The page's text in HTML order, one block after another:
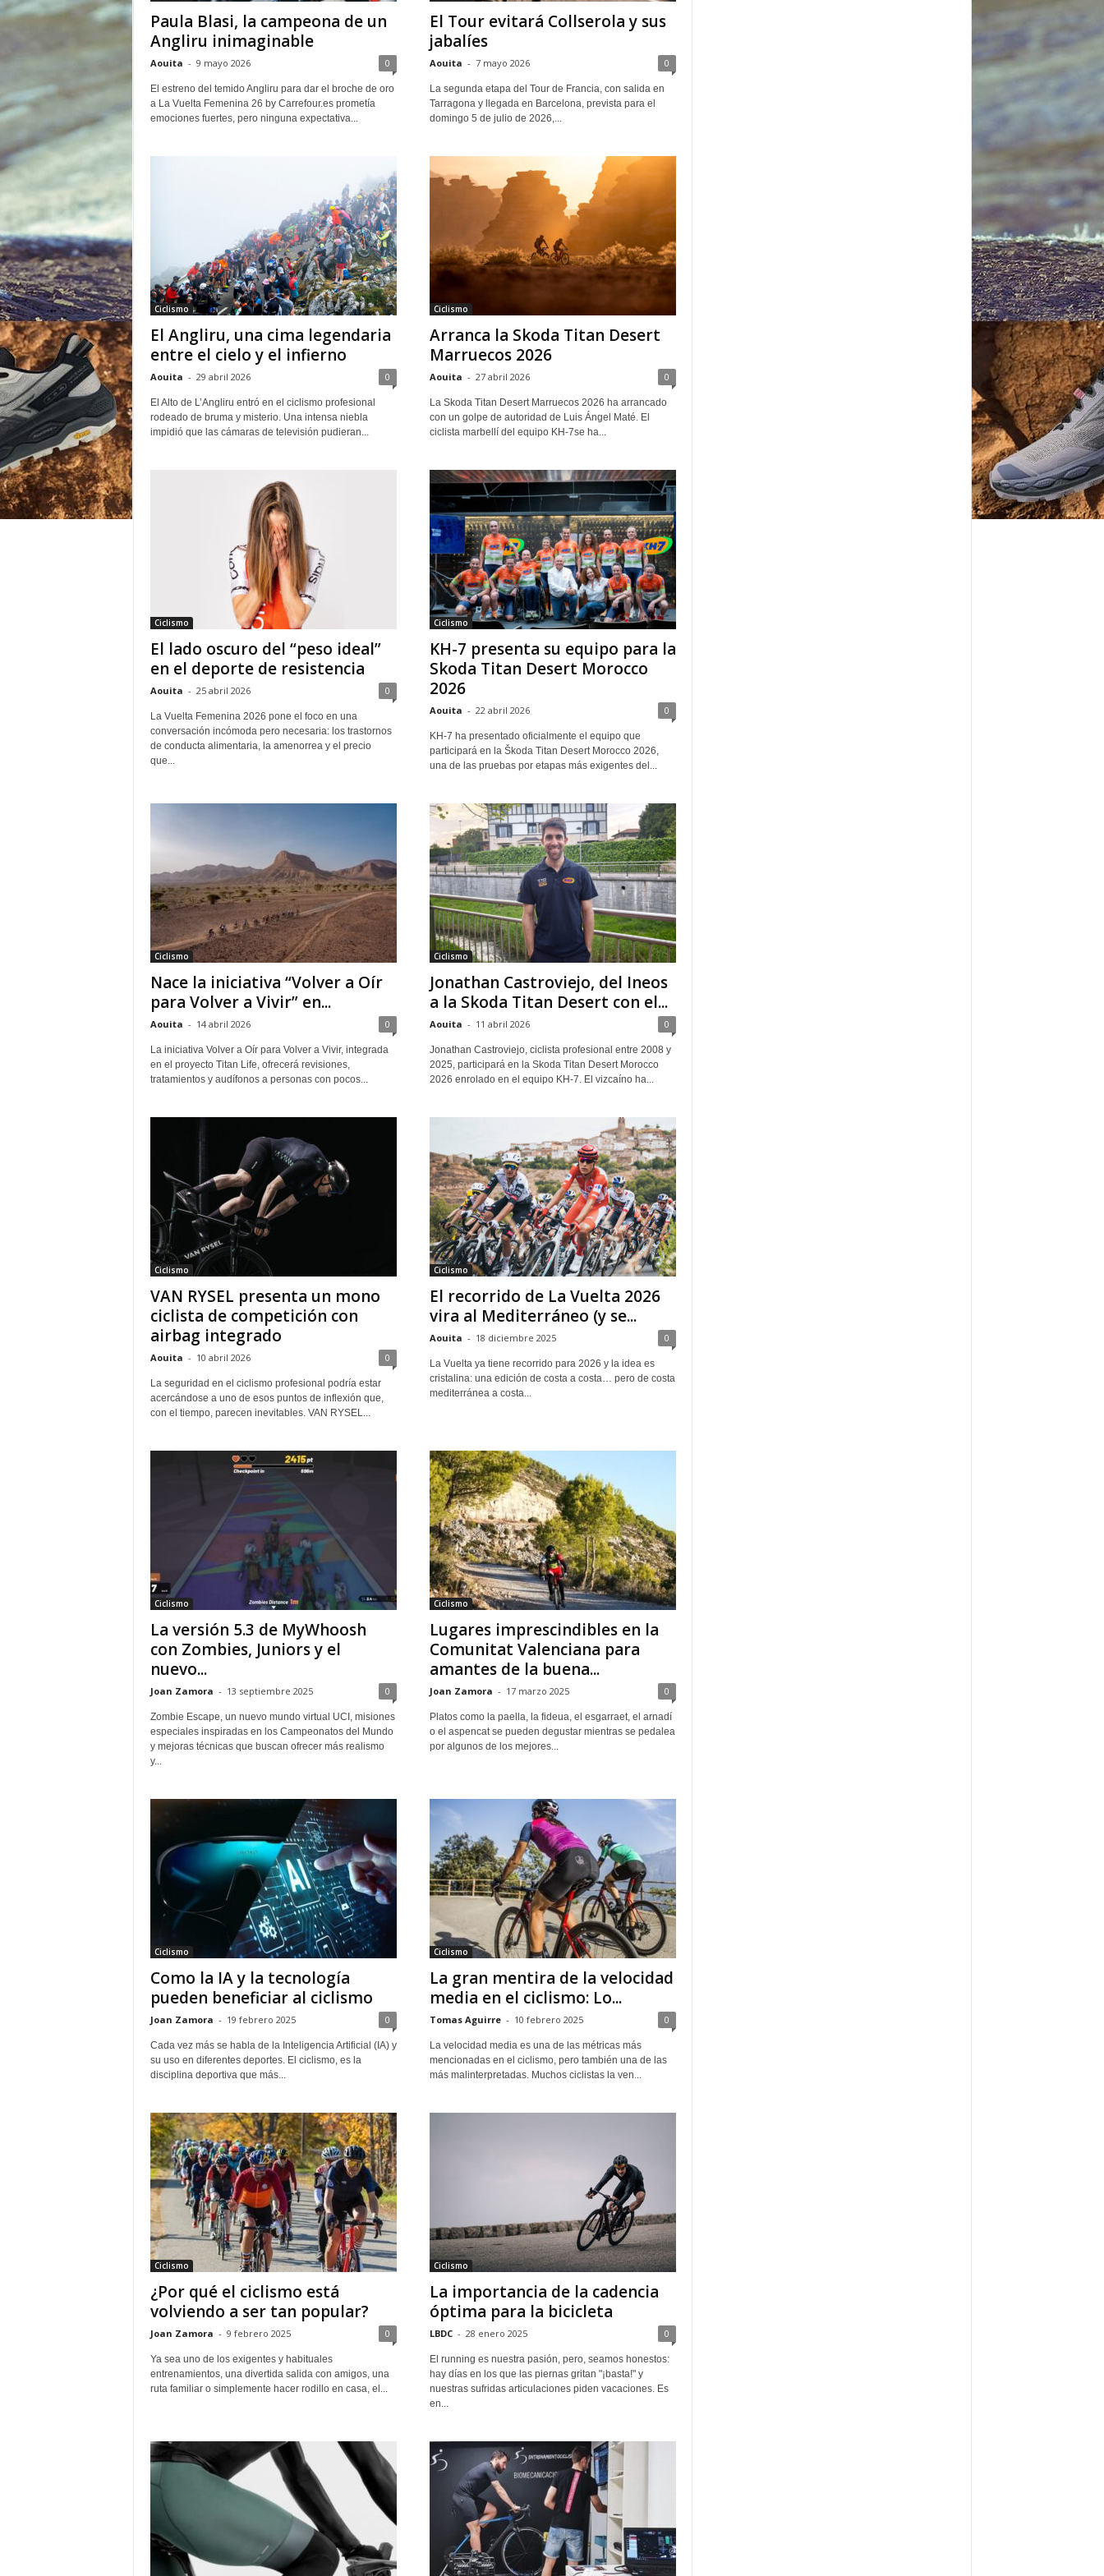
Paula Blasi, la campeona de un
Angliru inimaginable
Aouita - 9 mayo 2026 0
El estreno del temido Angliru para dar el broche de oro
a La Vuelta Femenina 26 by Carrefour.es prometía
emociones fuertes, pero ninguna expectativa...
El Tour evitará Collserola y sus
jabalíes
Aouita - 7 mayo 2026 0
La segunda etapa del Tour de Francia, con salida en
Tarragona y llegada en Barcelona, prevista para el
domingo 5 de julio de 2026,...
Ciclismo
El Angliru, una cima legendaria
entre el cielo y el infierno
Aouita - 29 abril 2026 0
El Alto de L’Angliru entró en el ciclismo profesional
rodeado de bruma y misterio. Una intensa niebla
impidió que las cámaras de televisión pudieran...
Ciclismo
Arranca la Skoda Titan Desert
Marruecos 2026
Aouita - 27 abril 2026 0
La Skoda Titan Desert Marruecos 2026 ha arrancado
con un golpe de autoridad de Luis Ángel Maté. El
ciclista marbellí del equipo KH-7se ha...
Ciclismo
El lado oscuro del “peso ideal”
en el deporte de resistencia
Aouita - 25 abril 2026 0
La Vuelta Femenina 2026 pone el foco en una
conversación incómoda pero necesaria: los trastornos
de conducta alimentaria, la amenorrea y el precio
que...
Ciclismo
KH-7 presenta su equipo para la
Skoda Titan Desert Morocco
2026
Aouita - 22 abril 2026 0
KH-7 ha presentado oficialmente el equipo que
participará en la Škoda Titan Desert Morocco 2026,
una de las pruebas por etapas más exigentes del...
Ciclismo
Nace la iniciativa “Volver a Oír
para Volver a Vivir” en...
Aouita - 14 abril 2026 0
La iniciativa Volver a Oír para Volver a Vivir, integrada
en el proyecto Titan Life, ofrecerá revisiones,
tratamientos y audífonos a personas con pocos...
Ciclismo
Jonathan Castroviejo, del Ineos
a la Skoda Titan Desert con el...
Aouita - 11 abril 2026 0
Jonathan Castroviejo, ciclista profesional entre 2008 y
2025, participará en la Skoda Titan Desert Morocco
2026 enrolado en el equipo KH-7. El vizcaíno ha...
Ciclismo
VAN RYSEL presenta un mono
ciclista de competición con
airbag integrado
Aouita - 10 abril 2026 0
La seguridad en el ciclismo profesional podría estar
acercándose a uno de esos puntos de inflexión que,
con el tiempo, parecen inevitables. VAN RYSEL...
Ciclismo
El recorrido de La Vuelta 2026
vira al Mediterráneo (y se...
Aouita - 18 diciembre 2025 0
La Vuelta ya tiene recorrido para 2026 y la idea es
cristalina: una edición de costa a costa… pero de costa
mediterránea a costa...
Ciclismo
La versión 5.3 de MyWhoosh
con Zombies, Juniors y el
nuevo...
Joan Zamora - 13 septiembre 2025 0
Zombie Escape, un nuevo mundo virtual UCI, misiones
especiales inspiradas en los Campeonatos del Mundo
y mejoras técnicas que buscan ofrecer más realismo
y...
Ciclismo
Lugares imprescindibles en la
Comunitat Valenciana para
amantes de la buena...
Joan Zamora - 17 marzo 2025 0
Platos como la paella, la fideua, el esgarraet, el arnadí
o el aspencat se pueden degustar mientras se pedalea
por algunos de los mejores...
Ciclismo
Como la IA y la tecnología
pueden beneficiar al ciclismo
Joan Zamora - 19 febrero 2025 0
Cada vez más se habla de la Inteligencia Artificial (IA) y
su uso en diferentes deportes. El ciclismo, es la
disciplina deportiva que más...
Ciclismo
La gran mentira de la velocidad
media en el ciclismo: Lo...
Tomas Aguirre - 10 febrero 2025 0
La velocidad media es una de las métricas más
mencionadas en el ciclismo, pero también una de las
más malinterpretadas. Muchos ciclistas la ven...
Ciclismo
¿Por qué el ciclismo está
volviendo a ser tan popular?
Joan Zamora - 9 febrero 2025 0
Ya sea uno de los exigentes y habituales
entrenamientos, una divertida salida con amigos, una
ruta familiar o simplemente hacer rodillo en casa, el...
Ciclismo
La importancia de la cadencia
óptima para la bicicleta
LBDC - 28 enero 2025 0
El running es nuestra pasión, pero, seamos honestos:
hay días en los que las piernas gritan "¡basta!" y
nuestras sufridas articulaciones piden vacaciones. Es
en...